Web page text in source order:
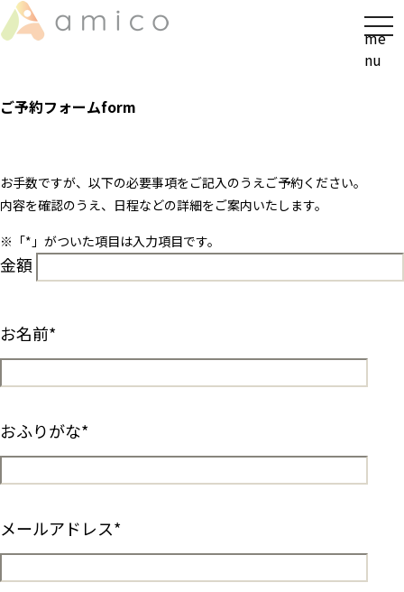
t
o
g
t
me
nu
ご予約フォームform
お手数ですが、以下の必要事項をご記入のうえご予約ください。
内容を確認のうえ、日程などの詳細をご案内いたします。
※「* 」がついた項目は入力項目です。
金額
お名前*
おふりがな*
メールアドレス*